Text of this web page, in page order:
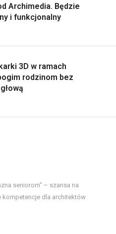
Archimedia. Będzie
i funkcjonalny
3D w ramach
rodzinom bez
seniorom” – szansa na
kompetencje dla architektów